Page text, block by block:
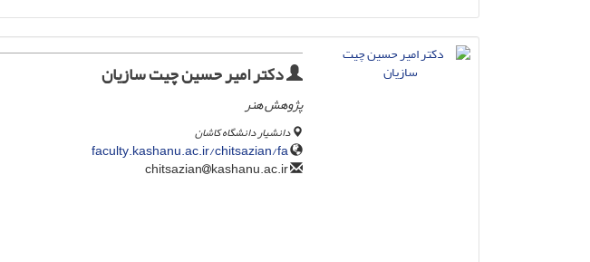
دکتر امیر حسین چیت سازیان
پژوهش هنر
دانشیار دانشگاه کاشان
faculty.kashanu.ac.ir/chitsazian/fa
kashanu.ac.ir